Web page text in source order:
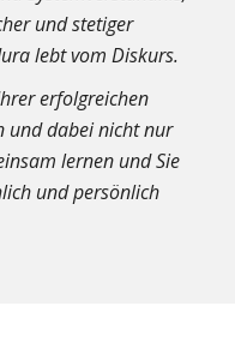
und stetiger
lebt vom Diskurs.
erfolgreichen
und dabei nicht nur
lernen und Sie
und persönlich